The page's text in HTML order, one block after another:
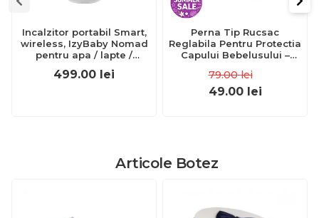
Incalzitor portabil Smart,
wireless, IzyBaby Nomad
pentru apa / lapte /
UNV1001
499.00 lei
Perna Tip Rucsac
Reglabila Pentru Protectia
Capului Bebelusului –
79.00 lei
49.00 lei
Articole Botez